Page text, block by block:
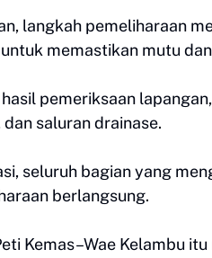
langkah pemeliharaan
memastikan mutu
pemeriksaan
saluran drainase.
seluruh bagian yang
berlangsung.
Kemas–Wae Kelambu